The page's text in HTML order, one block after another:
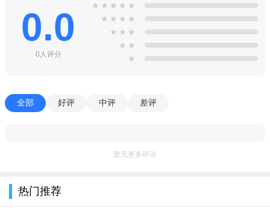
0.0
0人评分
★ ★ ★ ★ ★
★ ★ ★ ★
★ ★ ★
★ ★
★
全部 好评 中评 差评
暂无更多评论
热门推荐